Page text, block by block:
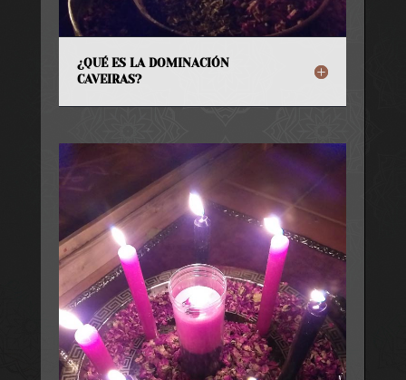
¿QUÉ ES LA DOMINACIÓN
CAVEIRAS?